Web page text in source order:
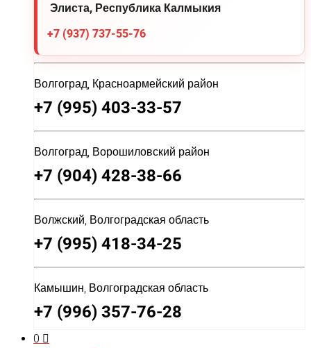
Элиста, Республика Калмыкия
+7 (937) 737-55-76
Волгоград, Красноармейский район
+7 (995) 403-33-57
Волгоград, Ворошиловский район
+7 (904) 428-38-66
Волжский, Волгоградская область
+7 (995) 418-34-25
Камышин, Волгоградская область
+7 (996) 357-76-28
0